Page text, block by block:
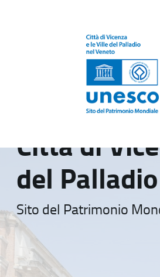
Città di
del
Sito del Patrimonio